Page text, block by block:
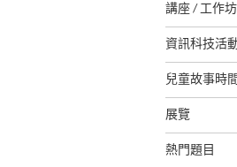
講座 / 工作坊
資訊科技活
兒童故事時間
展覽
熱門題目